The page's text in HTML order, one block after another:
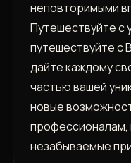
неповторимыми
Путешествуйте с
путешествуйте с
дайте каждому
частью вашей
новые
профессионалам,
незабываемые